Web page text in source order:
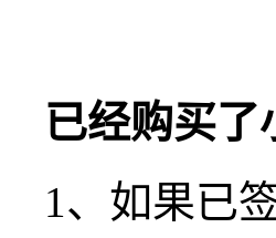
已经购买了
1、如果已